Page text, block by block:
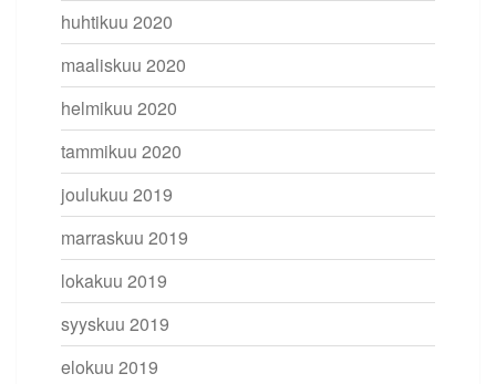
huhtikuu 2020
maaliskuu 2020
helmikuu 2020
tammikuu 2020
joulukuu 2019
marraskuu 2019
lokakuu 2019
syyskuu 2019
elokuu 2019